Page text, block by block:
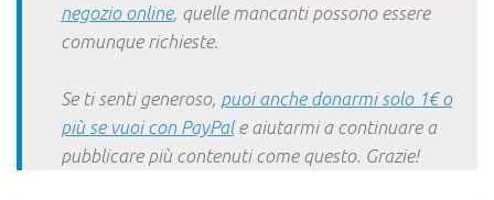
negozio online, quelle mancanti possono essere
comunque richieste.
Se ti senti generoso, puoi anche donarmi solo 1€ o
più se vuoi con PayPale aiutarmi a continuare a
pubblicare più contenuti come questo. Grazie!